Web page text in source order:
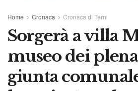
Home Cronaca Cronaca di Terni
Sorgerà a villa
museo dei
giunta